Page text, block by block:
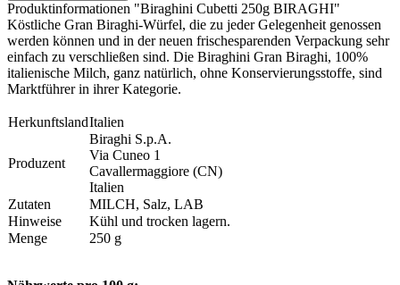
Produktinformationen "Biraghini Cubetti 250g BIRAGHI"
Köstliche Gran Biraghi-Würfel, die zu jeder Gelegenheit genossen
werden können und in der neuen frischesparenden Verpackung sehr
einfach zu verschließen sind. Die Biraghini Gran Biraghi, 100%
italienische Milch, ganz natürlich, ohne Konservierungsstoffe, sind
Marktführer in ihrer Kategorie.
HerkunftslandItalien
Produzent
Biraghi S.p.A.
Via Cuneo 1
Cavallermaggiore (CN)
Italien
Zutaten
MILCH, Salz, LAB
Hinweise
Kühl und trocken lagern.
Menge
250 g